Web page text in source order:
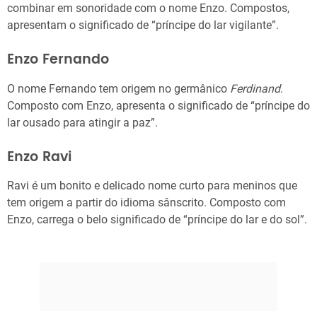
combinar em sonoridade com o nome Enzo. Compostos,
apresentam o significado de “príncipe do lar vigilante”.
Enzo Fernando
O nome Fernando tem origem no germânico Ferdinand.
Composto com Enzo, apresenta o significado de “príncipe do
lar ousado para atingir a paz”.
Enzo Ravi
Ravi é um bonito e delicado nome curto para meninos que
tem origem a partir do idioma sânscrito. Composto com
Enzo, carrega o belo significado de “príncipe do lar e do sol”.